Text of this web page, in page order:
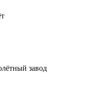
завод